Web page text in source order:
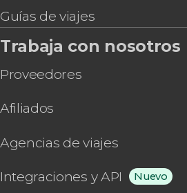
Guías de viajes
Trabaja con nosotros
Proveedores
Afiliados
Agencias de viajes
Integraciones y API Nuevo